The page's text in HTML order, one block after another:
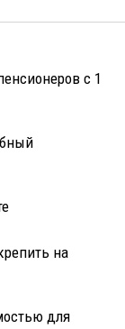
с 1
на
для